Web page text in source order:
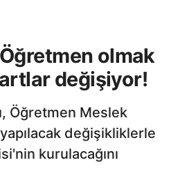
Öğretmen olmak
değişiyor!
Öğretmen Meslek
değişikliklerle
kurulacağını